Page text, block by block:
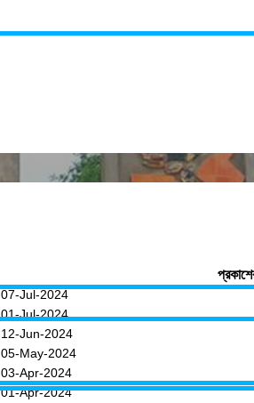
07-Jul-2024
01-Jul-2024
12-Jun-2024
05-May-2024
03-Apr-2024
01-Apr-2024